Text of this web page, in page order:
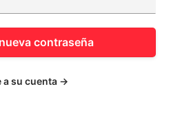
contraseña
a su cuenta →